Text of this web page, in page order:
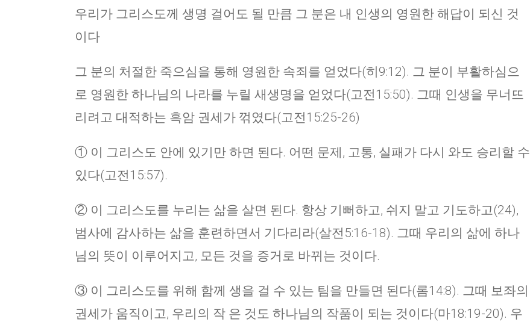
우리가 그리스도께 생명 걸어도 될 만큼 그 분은 내 인생의 영원한 해답이 되신 것
이다
그 분의 처절한 죽으심을 통해 영원한 속죄를 얻었다(히9:12). 그 분이 부활하심으
로 영원한 하나님의 나라를 누릴 새생명을 얻었다(고전15:50). 그때 인생을 무너뜨
리려고 대적하는 흑암 권세가 꺾였다(고전15:25-26)
① 이 그리스도 안에 있기만 하면 된다. 어떤 문제, 고통, 실패가 다시 와도 승리할 수
있다(고전15:57).
② 이 그리스도를 누리는 삶을 살면 된다. 항상 기뻐하고, 쉬지 말고 기도하고(24),
범사에 감사하는 삶을 훈련하면서 기다리라(살전5:16-18). 그때 우리의 삶에 하나
님의 뜻이 이루어지고, 모든 것을 증거로 바뀌는 것이다.
③ 이 그리스도를 위해 함께 생을 걸 수 있는 팀을 만들면 된다(롬14:8). 그때 보좌의
권세가 움직이고, 우리의 작 은 것도 하나님의 작품이 되는 것이다(마18:19-20). 우
07/19/2026